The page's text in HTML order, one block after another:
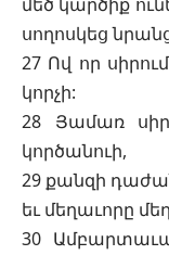
սողոսկեց
27 Ով որ
կորչի:
28 Յամառ
կործանուի,
29 քանզի
եւ մեղաւորը
30